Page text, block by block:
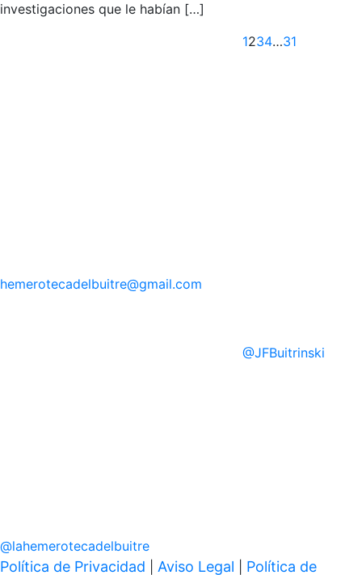
investigaciones que le habían […]
1234…31
hemerotecadelbuitre@gmail.com
@JFBuitrinski
@lahemerotecadelbuitre
Política de Privacidad Aviso Legal Política de